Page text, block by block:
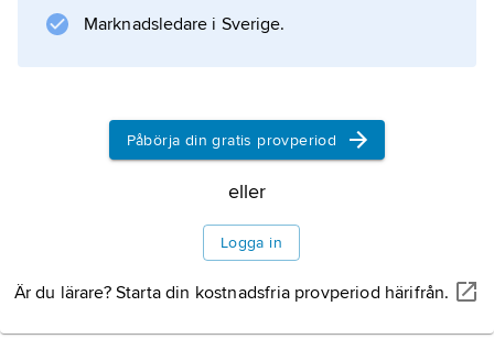
Marknadsledare i Sverige.
Påbörja din gratis provperiod
eller
Logga in
Är du lärare? Starta din kostnadsfria provperiod härifrån.